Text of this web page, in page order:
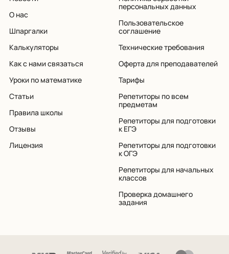
О нас
Шпаргалки
Калькуляторы
Как с нами связаться
Уроки по математике
Статьи
Правила школы
Отзывы
Лицензия
персональных данных
Пользовательское
соглашение
Технические требования
Оферта для преподавателей
Тарифы
Репетиторы по всем
предметам
Репетиторы для подготовки
к ЕГЭ
Репетиторы для подготовки
к ОГЭ
Репетиторы для начальных
классов
Проверка домашнего
задания